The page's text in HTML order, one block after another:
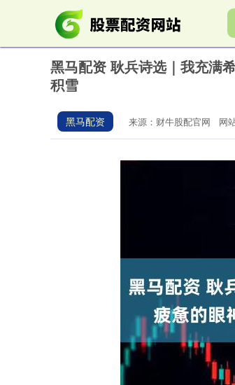
黑马配资 耿兵诗选｜我充满
积雪
黑马配资 来源：财牛股配官网 网